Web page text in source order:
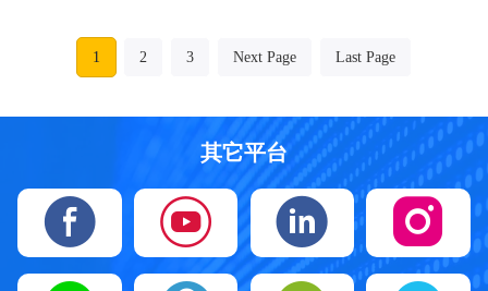
1 2 3 Next Page Last Page
其它平台